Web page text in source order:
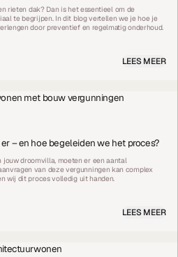
rieten dak? Dan is het essentieel om de
te begrijpen. In dit blog vertellen we je hoe je
door preventief en regelmatig onderhoud.
LEES MEER
– en hoe begeleiden we het proces?
droomvilla, moeten er een aantal
van deze vergunningen kan complex
wij dit proces volledig uit handen.
LEES MEER